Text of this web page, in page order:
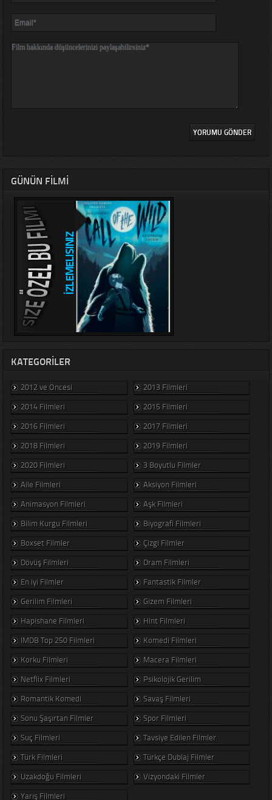
GÜNÜN FILMI
KATEGORILER
2012 ve Öncesi
2013 Filmleri
2014 Filmleri
2015 Filmleri
2016 Filmleri
2017 Filmleri
2018 Filmleri
2019 Filmleri
2020 Filmleri
3 Boyutlu Filmler
Aile Filmleri
Aksiyon Filmleri
Animasyon Filmleri
Aşk Filmleri
Bilim Kurgu Filmleri
Biyografi Filmleri
Boxset Filmler
Çizgi Filmler
Dövüş Filmleri
Dram Filmleri
En iyi Filmler
Fantastik Filmler
Gerilim Filmleri
Gizem Filmleri
Hapishane Filmleri
Hint Filmleri
IMDB Top 250 Filmleri
Komedi Filmleri
Korku Filmleri
Macera Filmleri
Netflix Filmleri
Psikolojik Gerilim
Romantik Komedi
Savaş Filmleri
Sonu Şaşırtan Filmler
Spor Filmleri
Suç Filmleri
Tavsiye Edilen Filmler
Türk Filmleri
Türkçe Dublaj Filmler
Uzakdoğu Filmleri
Vizyondaki Filmler
Yarış Filmleri